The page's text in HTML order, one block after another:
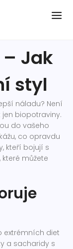
Jak
styl
náladu? Není
biopotraviny.
do vašeho
co opravdu
kteří bojují s
můžete
extrémních diet
a sacharidy s